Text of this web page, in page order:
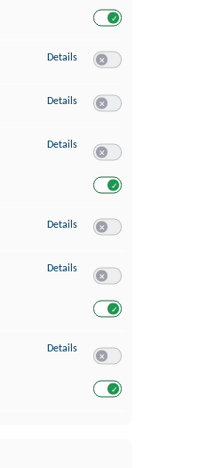
Details zu Erstellung von Profilen für
Details zu Verwendung von Profilen
Details zu Messung der Werbeleistung
Details zu Messung der Performance
Details zu Analyse von Zielgruppen
Details zu Entwicklung und